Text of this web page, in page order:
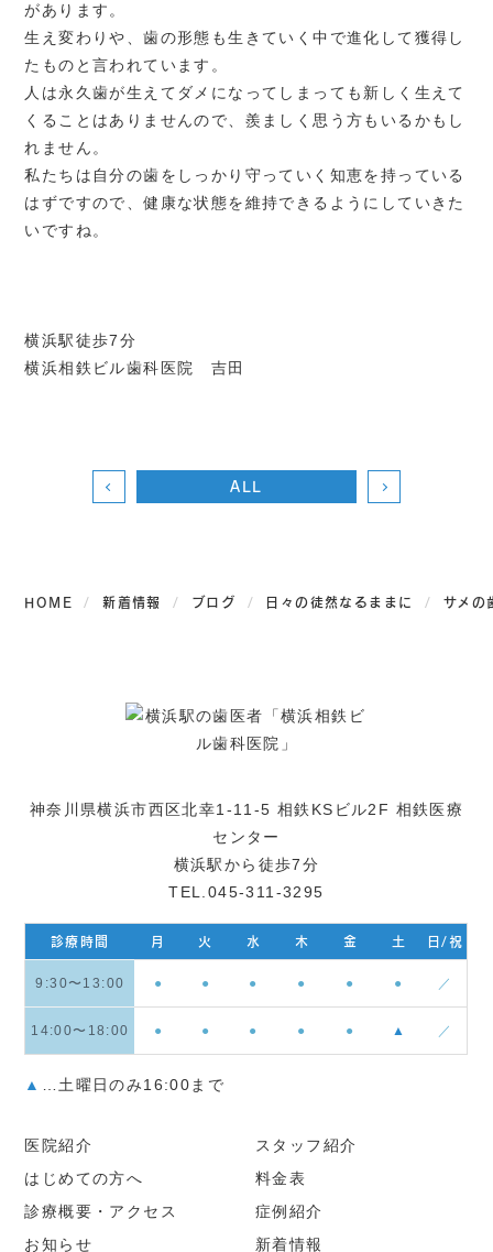
があります。
生え変わりや、歯の形態も生きていく中で進化して獲得し
たものと言われています。
人は永久歯が生えてダメになってしまっても新しく生えて
くることはありませんので、羨ましく思う方もいるかもし
れません。
私たちは自分の歯をしっかり守っていく知恵を持っている
はずですので、健康な状態を維持できるようにしていきた
いですね。
横浜駅徒歩7分
横浜相鉄ビル歯科医院 吉田
ALL
HOME 新着情報 ブログ 日々の徒然なるままに サメの
神奈川県横浜市西区北幸1-11-5 相鉄KSビル2F 相鉄医療
センター
横浜駅から徒歩7分
TEL.045-311-3295
診療時間 月 火 水 木 金 土 日/祝
9:30〜13:00 ● ● ● ● ● ● ／
14:00〜18:00 ● ● ● ● ● ▲ ／
▲ …土曜日のみ16:00まで
医院紹介
スタッフ紹介
はじめての方へ
料金表
診療概要・アクセス
症例紹介
お知らせ
新着情報